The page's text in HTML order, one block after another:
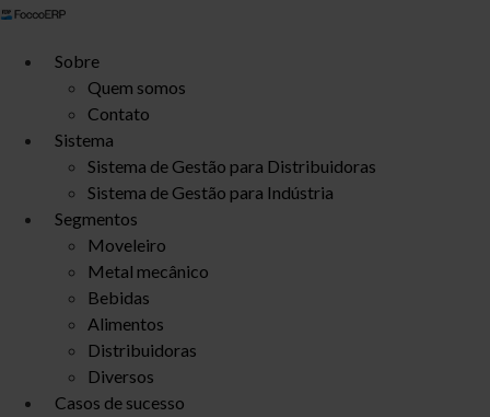
Ir
conteúdo
Sobre
Quem somos
Contato
Sistema
Sistema de Gestão para Distribuidoras
Sistema de Gestão para Indústria
Segmentos
Moveleiro
Metal mecânico
Bebidas
Alimentos
Distribuidoras
Diversos
Casos de sucesso